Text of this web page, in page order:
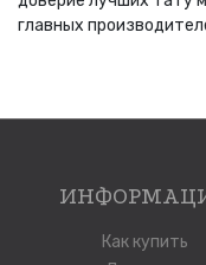
главных
Как купить